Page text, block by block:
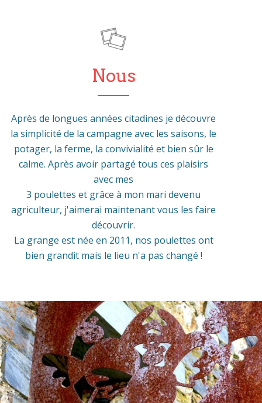
Nous
Après de longues années citadines je découvre
la simplicité de la campagne avec les saisons, le
potager, la ferme, la convivialité et bien sûr le
calme. Après avoir partagé tous ces plaisirs
avec mes
3 poulettes et grâce à mon mari devenu
agriculteur, j'aimerai maintenant vous les faire
découvrir.
La grange est née en 2011, nos poulettes ont
bien grandit mais le lieu n'a pas changé !